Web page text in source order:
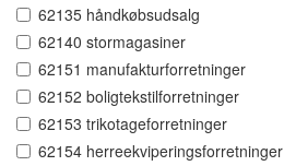
62135 håndkøbsudsalg
62140 stormagasiner
62151 manufakturforretninger
62152 boligtekstilforretninger
62153 trikotageforretninger
62154 herreekviperingsforretninger